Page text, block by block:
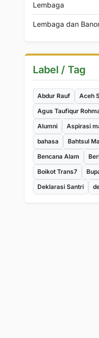
Lembaga
Lembaga dan
Label / Tag
Abdur Rauf
Aceh
Agus Taufiqur
Alumni
Aspirasi
bahasa
Bahtsul
Bencana Alam
Boikot Trans7
Deklarasi Santri